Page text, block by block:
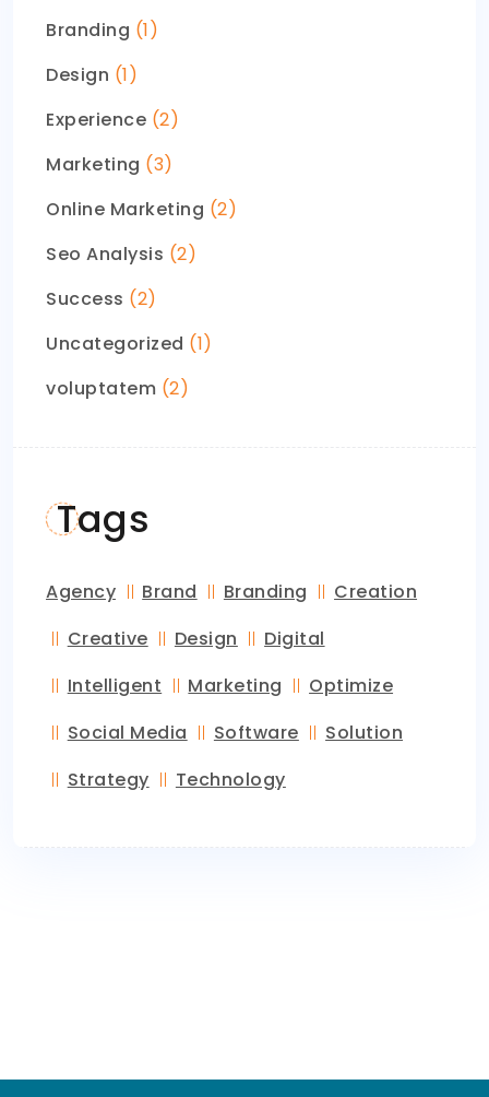
Branding (1)
Design (1)
Experience (2)
Marketing (3)
Online Marketing (2)
Seo Analysis (2)
Success (2)
Uncategorized (1)
voluptatem (2)
Tags
Agency Brand Branding
Creation
Creative
Design
Digital
Intelligent
Marketing
Optimize
Social Media
Software
Solution
Strategy
Technology